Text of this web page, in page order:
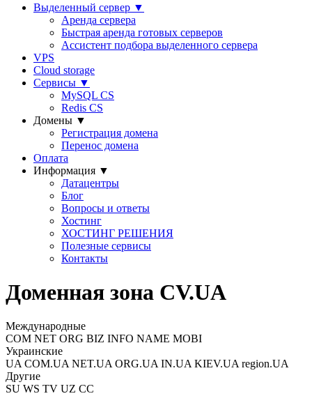
Выделенный сервер ▼
Аренда сервера
Быстрая аренда готовых серверов
Ассистент подбора выделенного сервера
VPS
Cloud storage
Сервисы ▼
MySQL CS
Redis CS
Домены ▼
Регистрация домена
Перенос домена
Оплата
Информация ▼
Датацентры
Блог
Вопросы и ответы
Хостинг
ХОСТИНГ РЕШЕНИЯ
Полезные сервисы
Контакты
Доменная зона CV.UA
Международные
COM NET ORG BIZ INFO NAME MOBI
Украинские
UA COM.UA NET.UA ORG.UA IN.UA KIEV.UA region.UA
Другие
SU WS TV UZ CC